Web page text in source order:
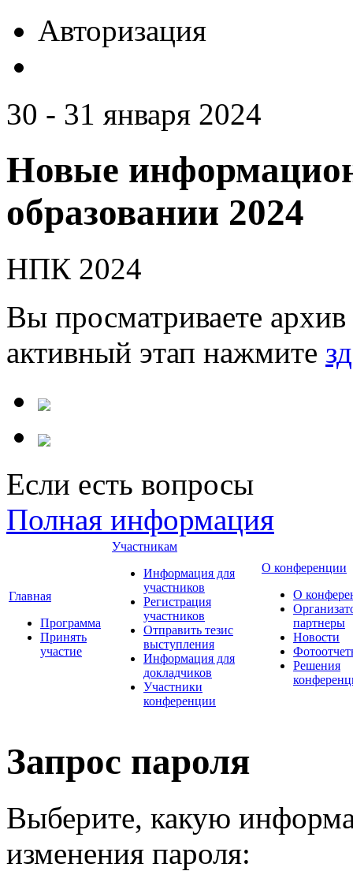
Авторизация
30 - 31 января 2024
Новые
образовании 2024
НПК 2024
Вы просматриваете
активный этап нажмите
Если есть вопросы
Полная информация
Главная
Программа
Принять
участие
Участникам
Информация для
участников
Регистрация
участников
Отправить тезис
выступления
Информация для
докладчиков
Участники
конференции
О конференции
О
партнеры
Новости
Решения
Запрос пароля
Выберите, какую
изменения пароля: